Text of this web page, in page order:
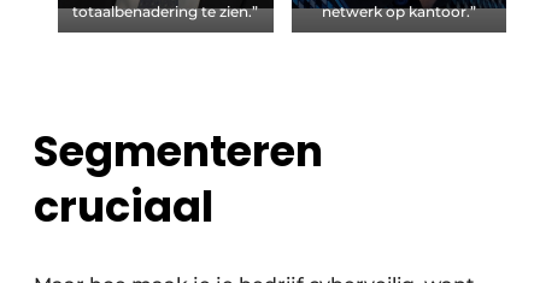
totaalbenadering te zien.”
netwerk op kantoor.”
Segmenteren
cruciaal